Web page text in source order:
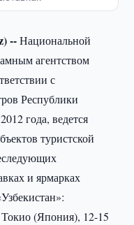
--Национальной
агентством
с
Республики
года, ведется
туристской
и ярмарках
(Япония), 12-15